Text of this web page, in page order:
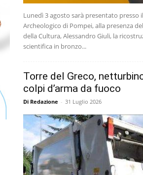
Lunedì 3 agosto sarà presentato presso
Archeologico di Pompei, alla presenza
della Cultura, Alessandro Giuli, la
scientifica in bronzo...
Torre del Greco,
colpi d’arma da fuoco
Di Redazione - 31 Luglio 2026